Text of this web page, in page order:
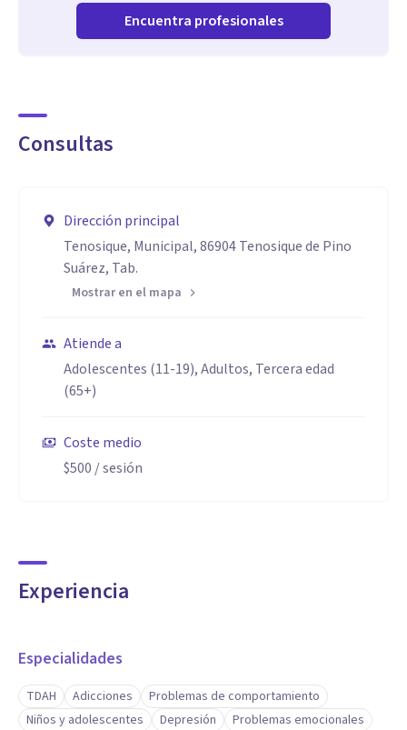
Encuentra profesionales
Consultas
Dirección principal
Tenosique, Municipal, 86904 Tenosique de Pino
Suárez, Tab.
Mostrar en el mapa
Atiende a
Adolescentes (11-19), Adultos, Tercera edad
(65+)
Coste medio
$500 / sesión
Experiencia
Especialidades
TDAH Adicciones
Problemas de comportamiento
Niños y adolescentes
Depresión
Problemas emocionales